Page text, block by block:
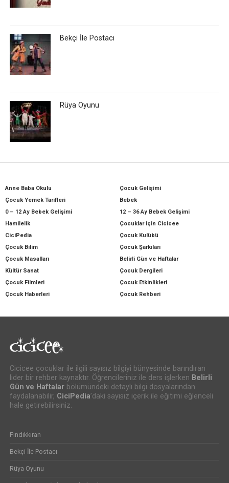
Bekçi İle Postacı
Rüya Oyunu
Anne Baba Okulu
Çocuk Gelişimi
Çocuk Yemek Tarifleri
Bebek
0 – 12 Ay Bebek Gelişimi
12 – 36 Ay Bebek Gelişimi
Hamilelik
Çocuklar için Cicicee
CiciPedia
Çocuk Kulübü
Çocuk Bilim
Çocuk Şarkıları
Çocuk Masalları
Belirli Gün ve Haftalar
Kültür Sanat
Çocuk Dergileri
Çocuk Filmleri
Çocuk Etkinlikleri
Çocuk Haberleri
Çocuk Rehberi
Cicicee çocuklar ile ilgili sayısız bilgiyi bünyesinde barındıran
lider bir rehber kaynaktır. Öğrencileriniz ile ders işlerken Belirli
Gün ve Haftalarbölümündeki detaylı bilgi dosyalarından
faydalanabilir, CiciPedia’daki sayısız içerik ile eğitimi eğlenceli
hale getirebilirsiniz.
Fındıkkıran
Bekçi İle Postacı
Rüya Oyunu